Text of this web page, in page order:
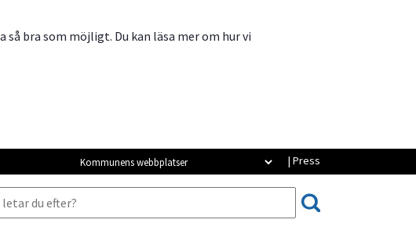
bra som möjligt. Du kan läsa mer om hur vi
| Press
Kommunens webbplatser